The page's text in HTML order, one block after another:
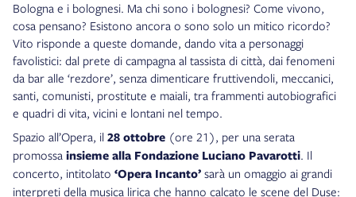
Bologna e i bolognesi. Ma chi sono i bolognesi? Come vivono,
cosa pensano? Esistono ancora o sono solo un mitico ricordo?
Vito risponde a queste domande, dando vita a personaggi
favolistici: dal prete di campagna al tassista di città, dai fenomeni
da bar alle ‘rezdore’, senza dimenticare fruttivendoli, meccanici,
santi, comunisti, prostitute e maiali, tra frammenti autobiografici
e quadri di vita, vicini e lontani nel tempo.
Spazio all’Opera, il 28 ottobre (ore 21), per una serata
promossa insieme alla Fondazione Luciano Pavarotti. Il
concerto, intitolato ‘Opera Incanto’ sarà un omaggio ai grandi
interpreti della musica lirica che hanno calcato le scene del Duse: